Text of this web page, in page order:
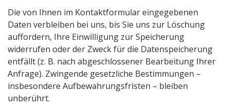
Die von Ihnen im Kontaktformular eingegebenen
Daten verbleiben bei uns, bis Sie uns zur Löschung
auffordern, Ihre Einwilligung zur Speicherung
widerrufen oder der Zweck für die Datenspeicherung
entfällt (z. B. nach abgeschlossener Bearbeitung Ihrer
Anfrage). Zwingende gesetzliche Bestimmungen –
insbesondere Aufbewahrungsfristen – bleiben
unberührt.